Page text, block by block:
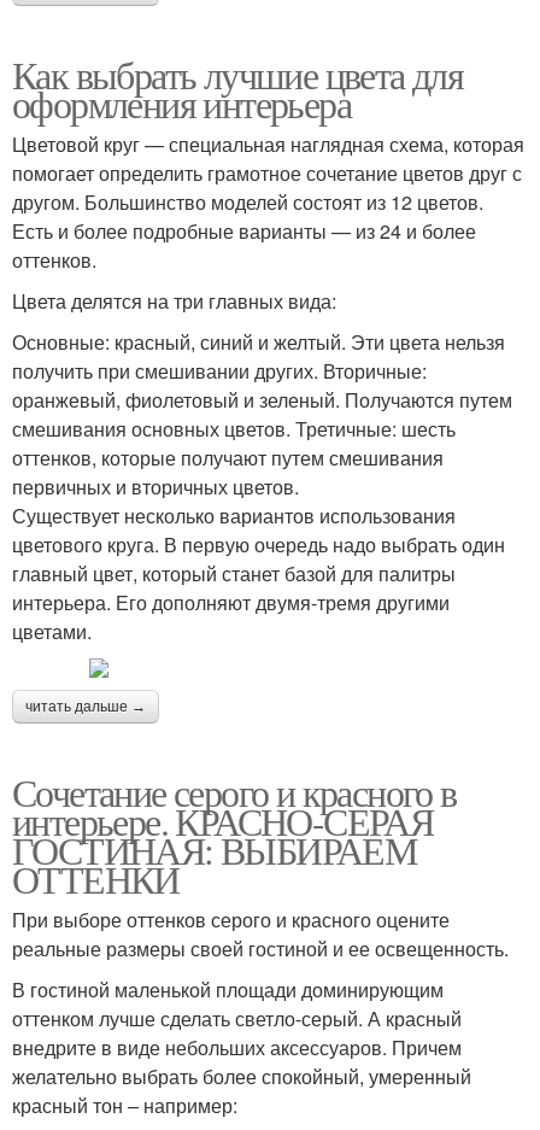
Как выбрать лучшие цвета для
оформления интерьера
Цветовой круг — специальная наглядная схема, которая
помогает определить грамотное сочетание цветов друг с
другом. Большинство моделей состоят из 12 цветов.
Есть и более подробные варианты — из 24 и более
оттенков.
Цвета делятся на три главных вида:
Основные: красный, синий и желтый. Эти цвета нельзя
получить при смешивании других. Вторичные:
оранжевый, фиолетовый и зеленый. Получаются путем
смешивания основных цветов. Третичные: шесть
оттенков, которые получают путем смешивания
первичных и вторичных цветов.
Существует несколько вариантов использования
цветового круга. В первую очередь надо выбрать один
главный цвет, который станет базой для палитры
интерьера. Его дополняют двумя-тремя другими
цветами.
читать дальше →
Сочетание серого и красного в
интерьере. КРАСНО-СЕРАЯ
ГОСТИНАЯ: ВЫБИРАЕМ
ОТТЕНКИ
При выборе оттенков серого и красного оцените
реальные размеры своей гостиной и ее освещенность.
В гостиной маленькой площади доминирующим
оттенком лучше сделать светло-серый. А красный
внедрите в виде небольших аксессуаров. Причем
желательно выбрать более спокойный, умеренный
красный тон – например: